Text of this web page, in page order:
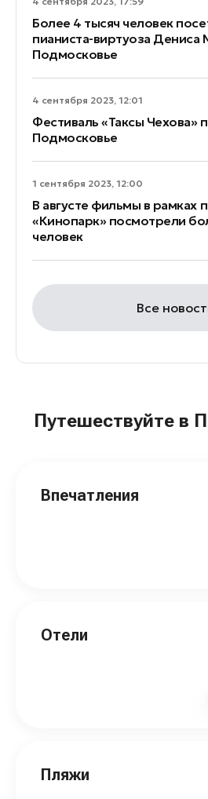
Более 4 тысяч человек
пианиста-виртуоза Дениса
Подмосковье
4 сентября 2023, 12:01
Фестиваль «Таксы Чехова»
Подмосковье
1 сентября 2023, 12:00
В августе фильмы в рамках
«Кинопарк» посмотрели
человек
Все
Путешествуйте в
Впечатления
Отели
Пляжи